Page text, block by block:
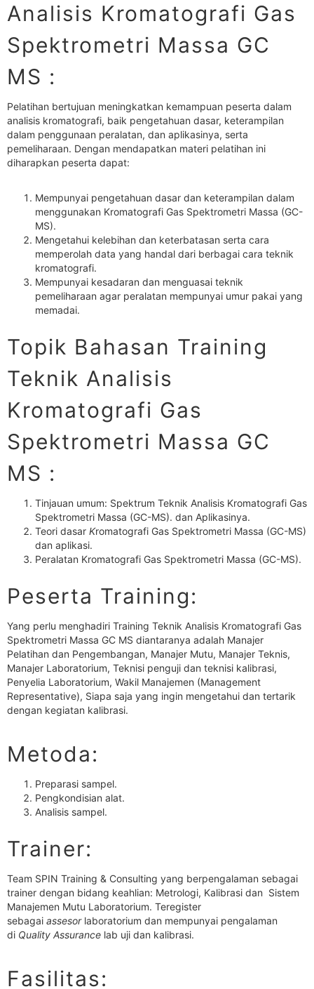
Analisis Kromatografi Gas
Spektrometri Massa GC
MS :
Pelatihan bertujuan meningkatkan kemampuan peserta dalam
analisis kromatografi, baik pengetahuan dasar, keterampilan
dalam penggunaan peralatan, dan aplikasinya, serta
pemeliharaan. Dengan mendapatkan materi pelatihan ini
diharapkan peserta dapat:
Mempunyai pengetahuan dasar dan keterampilan dalam
menggunakan Kromatografi Gas Spektrometri Massa (GC-
MS).
Mengetahui kelebihan dan keterbatasan serta cara
memperolah data yang handal dari berbagai cara teknik
kromatografi.
Mempunyai kesadaran dan menguasai teknik
pemeliharaan agar peralatan mempunyai umur pakai yang
memadai.
Topik Bahasan Training
Teknik Analisis
Kromatografi Gas
Spektrometri Massa GC
MS :
Tinjauan umum: Spektrum Teknik Analisis Kromatografi Gas
Spektrometri Massa (GC-MS). dan Aplikasinya.
Teori dasar Kromatografi Gas Spektrometri Massa (GC-MS)
dan aplikasi.
Peralatan Kromatografi Gas Spektrometri Massa (GC-MS).
Peserta Training:
Yang perlu menghadiri Training Teknik Analisis Kromatografi Gas
Spektrometri Massa GC MS diantaranya adalah Manajer
Pelatihan dan Pengembangan, Manajer Mutu, Manajer Teknis,
Manajer Laboratorium, Teknisi penguji dan teknisi kalibrasi,
Penyelia Laboratorium, Wakil Manajemen (Management
Representative), Siapa saja yang ingin mengetahui dan tertarik
dengan kegiatan kalibrasi.
Metoda:
Preparasi sampel.
Pengkondisian alat.
Analisis sampel.
Trainer:
Team SPIN Training & Consulting yang berpengalaman sebagai
trainer dengan bidang keahlian: Metrologi, Kalibrasi dan Sistem
Manajemen Mutu Laboratorium. Teregister
sebagai assesorlaboratorium dan mempunyai pengalaman
di Quality Assurance lab uji dan kalibrasi.
Fasilitas: